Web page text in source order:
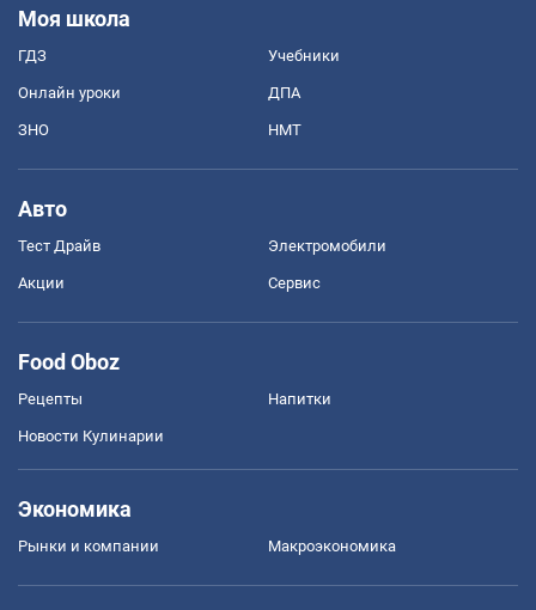
Моя школа
ГДЗ Учебники
Онлайн уроки ДПА
ЗНО НМТ
Авто
Тест Драйв Электромобили
Акции Сервис
Food Oboz
Рецепты Напитки
Новости Кулинарии
Экономика
Рынки и компании Mакроэкономика